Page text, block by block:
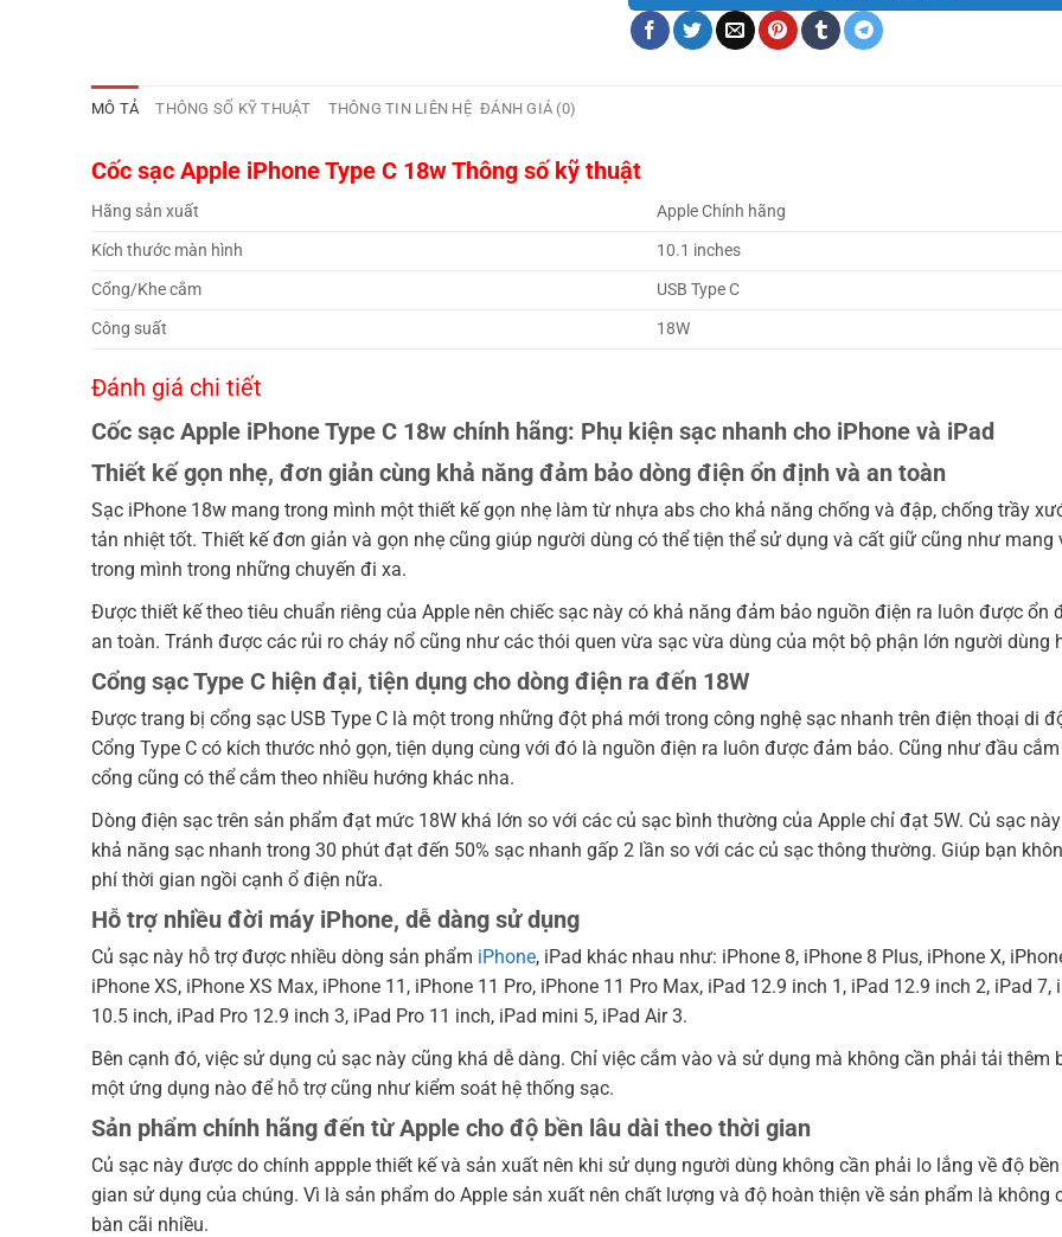
MÔ TẢ ĐÁNH GIÁ (0)
THÔNG SỐ KỸ THUẬT THÔNG TIN LIÊN HỆ
Cốc sạc Apple iPhone Type C 18w Thông số kỹ thuật
Hãng sản xuất
Apple Chính hãng
Kích thước màn hình
10.1 inches
Cổng/Khe cắm
USB Type C
Công suất
18W
Đánh giá chi tiết
Cốc sạc Apple iPhone Type C 18w chính hãng: Phụ kiện sạc nhanh cho iPhone và iPad
Thiết kế gọn nhẹ, đơn giản cùng khả năng đảm bảo dòng điện ổn định và an toàn
Sạc iPhone 18w mang trong mình một thiết kế gọn nhẹ làm từ nhựa abs cho khả năng chống và đập, chống trầy
tản nhiệt tốt. Thiết kế đơn giản và gọn nhẹ cũng giúp người dùng có thể tiện thể sử dụng và cất giữ cũng như mang
trong mình trong những chuyến đi xa.
Được thiết kế theo tiêu chuẩn riêng của Apple nên chiếc sạc này có khả năng đảm bảo nguồn điện ra luôn được ổn
an toàn. Tránh được các rủi ro cháy nổ cũng như các thói quen vừa sạc vừa dùng của một bộ phận lớn người dùng
Cổng sạc Type C hiện đại, tiện dụng cho dòng điện ra đến 18W
Được trang bị cổng sạc USB Type C là một trong những đột phá mới trong công nghệ sạc nhanh trên điện thoại di
Cổng Type C có kích thước nhỏ gọn, tiện dụng cùng với đó là nguồn điện ra luôn được đảm bảo. Cũng như đầu
cổng cũng có thể cắm theo nhiều hướng khác nha.
Dòng điện sạc trên sản phẩm đạt mức 18W khá lớn so với các củ sạc bình thường của Apple chỉ đạt 5W. Củ sạc
khả năng sạc nhanh trong 30 phút đạt đến 50% sạc nhanh gấp 2 lần so với các củ sạc thông thường. Giúp bạn
phí thời gian ngồi cạnh ổ điện nữa.
Hỗ trợ nhiều đời máy iPhone, dễ dàng sử dụng
Củ sạc này hỗ trợ được nhiều dòng sản phẩm iPhone, iPad khác nhau như: iPhone 8, iPhone 8 Plus, iPhone X,
iPhone XS, iPhone XS Max, iPhone 11, iPhone 11 Pro, iPhone 11 Pro Max, iPad 12.9 inch 1, iPad 12.9 inch 2, iPad 7,
10.5 inch, iPad Pro 12.9 inch 3, iPad Pro 11 inch, iPad mini 5, iPad Air 3.
Bên cạnh đó, việc sử dụng củ sạc này cũng khá dễ dàng. Chỉ việc cắm vào và sử dụng mà không cần phải tải thêm
một ứng dụng nào để hỗ trợ cũng như kiểm soát hệ thống sạc.
Sản phẩm chính hãng đến từ Apple cho độ bền lâu dài theo thời gian
Củ sạc này được do chính appple thiết kế và sản xuất nên khi sử dụng người dùng không cần phải lo lắng về độ
gian sử dụng của chúng. Vì là sản phẩm do Apple sản xuất nên chất lượng và độ hoàn thiện về sản phẩm là không
bàn cãi nhiều.